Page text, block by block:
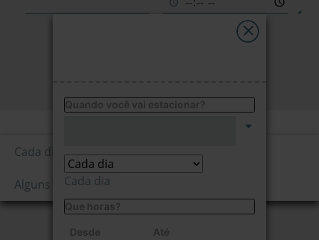
My Saba
FAQs
1,20€/1ª hora
Não disponível
nas datas
Quando você vai estacionar?
Cada dia
Que horas?
Desde Até
Cada dia
Alguns dias da semana